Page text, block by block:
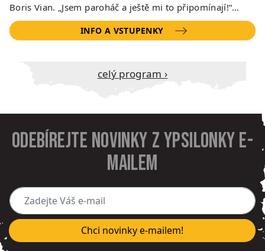
Boris Vian. „Jsem paroháč a ještě mi to připomínají!“…
INFO A VSTUPENKY
Celý program ›
Odebírejte novinky z Ypsilonky e-
mailem
Zadejte Váš e-mail
Chci novinky e-mailem!